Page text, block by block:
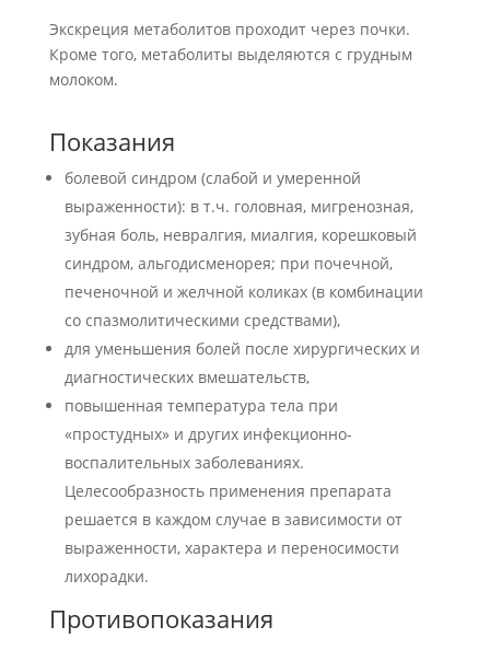
Экскреция метаболитов проходит через почки.
Кроме того, метаболиты выделяются с грудным
молоком.
Показания
болевой синдром (слабой и умеренной
выраженности): в т.ч. головная, мигренозная,
зубная боль, невралгия, миалгия, корешковый
синдром, альгодисменорея; при почечной,
печеночной и желчной коликах (в комбинации
со спазмолитическими средствами),
для уменьшения болей после хирургических и
диагностических вмешательств,
повышенная температура тела при
«простудных» и других инфекционно-
воспалительных заболеваниях.
Целесообразность применения препарата
решается в каждом случае в зависимости от
выраженности, характера и переносимости
лихорадки.
Противопоказания